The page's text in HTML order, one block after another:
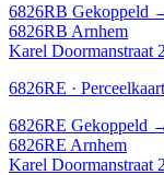
6826RB Gekoppeld
6826RB Arnhem
Karel Doormanstraat
6826RE · Perceelkaart
6826RE Gekoppeld
6826RE Arnhem
Karel Doormanstraat